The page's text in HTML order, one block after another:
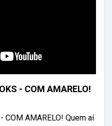
- COM AMARELO!
COM AMARELO! Quem aí